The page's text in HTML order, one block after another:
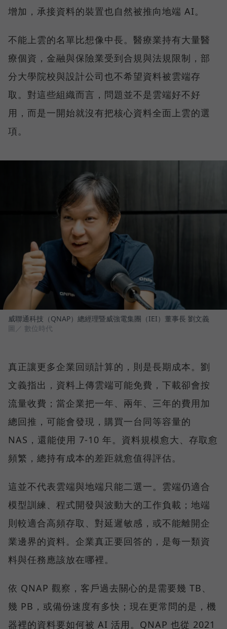
增加，承接資料的裝置也自然被推向地端 AI。
不能上雲的名單比想像中長。醫療業持有大量醫
療個資，金融與保險業受到合規與法規限制，部
分大學院校與設計公司也不希望資料被雲端存
取。對這些組織而言，問題並不是雲端好不好
用，而是一開始就沒有把核心資料全面上雲的選
項。
威聯通科技（QNAP）總經理暨威強電集團（IEI）董事長 劉文義
圖／ 數位時代
真正讓更多企業回頭計算的，則是長期成本。劉
文義指出，資料上傳雲端可能免費，下載卻會按
流量收費；當企業把一年、兩年、三年的費用加
總回推，可能會發現，購買一台同等容量的
NAS，還能使用 7-10 年。資料規模愈大、存取愈
頻繁，總持有成本的差距就愈值得評估。
這並不代表雲端與地端只能二選一。雲端仍適合
模型訓練、程式開發與波動大的工作負載；地端
則較適合高頻存取、對延遲敏感，或不能離開企
業邊界的資料。企業真正要回答的，是每一類資
料與任務應該放在哪裡。
依 QNAP 觀察，客戶過去關心的是需要幾 TB、
幾 PB，或備份速度有多快；現在更常問的是，機
器裡的資料要如何被 AI 活用。QNAP 也從 2021